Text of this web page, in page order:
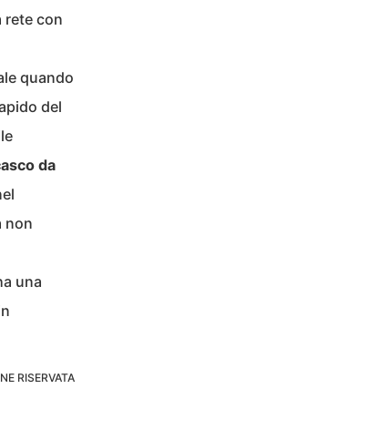
rete con
quando
del
da
non
una
RISERVATA